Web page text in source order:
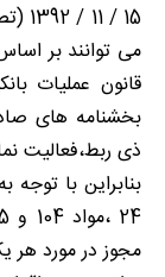
15
می توانند بر
قانون عملیات
بخشنامه های
ذی ربط،فعالیت
بنابراین با
24 ،مواد104 و
مجوز در مورد هر